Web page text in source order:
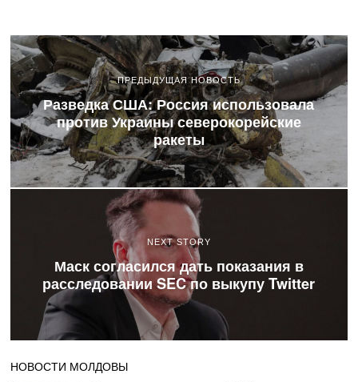
ПРЕДЫДУЩАЯ НОВОСТЬ
Разведка США: Россия использовала
против Украины северокорейские
ракеты
NEXT STORY
Маск согласился дать показания в
расследовании SEC по выкупу Twitter
НОВОСТИ МОЛДОВЫ